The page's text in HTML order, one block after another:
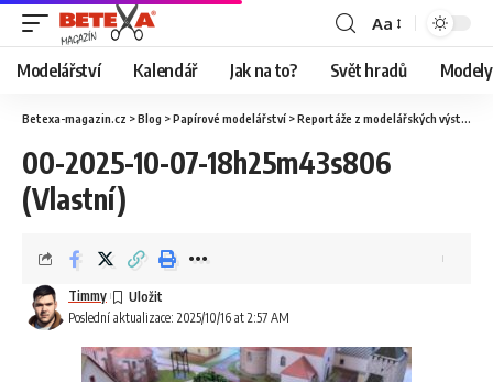
Aa
Modelářství Kalendář Jak na to? Svět hradů
Betexa-magazin.cz >Blog >Papírové modelářství >Reportáže z modelářských výstav
00-2025-10-07-18h25m43s806
(Vlastní)
Poslední aktualizace: 2025/10/16 at 2:57 AM
Timmy